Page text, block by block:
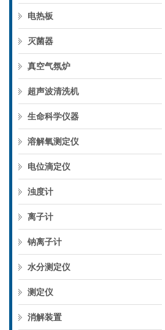
电热板
灭菌器
真空气氛炉
超声波清洗机
生命科学仪器
溶解氧测定仪
电位滴定仪
浊度计
离子计
钠离子计
水分测定仪
测定仪
消解装置